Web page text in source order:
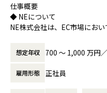
“対話型操作”を通じてAIは、
を学習していきます。
学習を重ねることで、「最適
います。
■このポジションの魅力
仕事概要
◆ NEについて
NE株式会社は、EC市場にお
トウェア企業です。
現在6,500社を超える多くの
2025年11月に東証グロース市
想定年収 700 〜 1,000 万円
雇用形態 正社員